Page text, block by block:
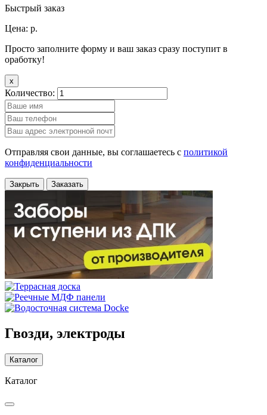
Быстрый заказ
Цена: р.
Просто заполните форму и ваш заказ сразу поступит в
оработку!
x
Количество:
Отправляя свои данные, вы соглашаетесь с политикой
конфиденциальности
Закрыть Заказать
Гвозди, электроды
Каталог
Каталог